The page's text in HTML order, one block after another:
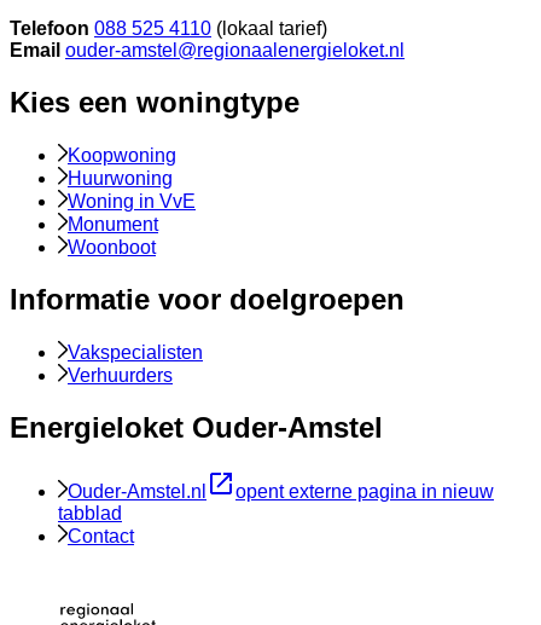
Telefoon 088 525 4110 (lokaal tarief)
Email ouder-amstel@regionaalenergieloket.nl
Kies een woningtype
Koopwoning
Huurwoning
Woning in VvE
Monument
Woonboot
Informatie voor doelgroepen
Vakspecialisten
Verhuurders
Energieloket Ouder-Amstel
Ouder-Amstel.nl
opent externe pagina in nieuw
tabblad
Contact